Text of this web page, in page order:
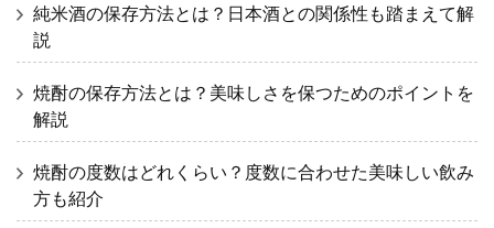
純米酒の保存方法とは？日本酒との関係性も踏まえて解
説
焼酎の保存方法とは？美味しさを保つためのポイントを
解説
焼酎の度数はどれくらい？度数に合わせた美味しい飲み
方も紹介